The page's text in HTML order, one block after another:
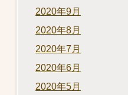
2020年9月
2020年8月
2020年7月
2020年6月
2020年5月